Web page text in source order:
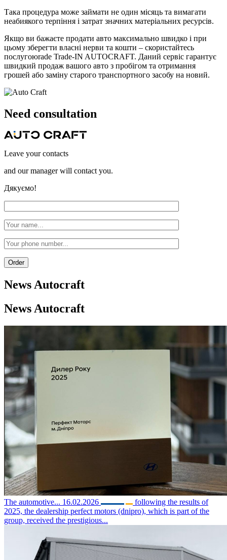
Така процедура може займати не один місяць та вимагати
неабиякого терпіння і затрат значних матеріальних ресурсів.
Якщо ви бажаєте продати авто максимально швидко і при
цьому зберегти власні нерви та кошти – скористайтесь
послугоюrade Trade-IN AUTOCRAFT. Даний сервіс гарантує
швидкий продаж вашого авто з пробігом та отримання
грошей або заміну старого транспортного засобу на новий.
Need consultation
Leave your contacts
and our manager will contact you.
Дякуємо!
News Autocraft
News Autocraft
The automotive... 16.02.2026
following the results of
2025, the dealership perfect motors (dnipro), which is part of the
group, received the prestigious...